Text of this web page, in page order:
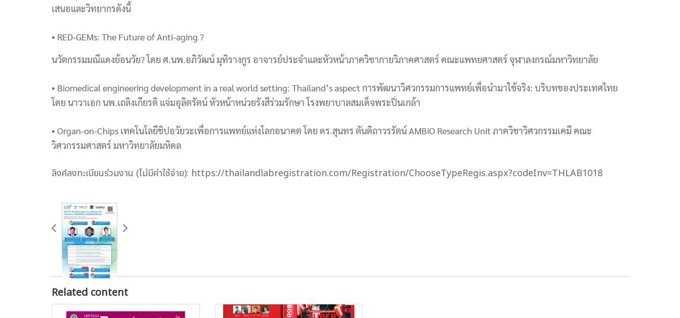
เสนอและวิทยากรดังนี้
• RED-GEMs: The Future of Anti-aging ?
นวัตกรรมมณีแดงย้อนวัย? โดย ศ.นพ.อภิวัฒน์ มุทิรางกูร อาจารย์ประจำและหัวหน้าภาควิชากายวิภาคศาสตร์ คณะแพทยศาสตร์ จุฬาลงกรณ์มหาวิทยาลัย
• Biomedical engineering development in a real world setting: Thailand’s aspect การพัฒนาวิศวกรรมการแพทย์เพื่อนำมาใช้จริง: บริบทของประเทศไทย
โดย นาวาเอก นพ.เถลิงเกียรติ แจ่มอุลิตรัตน์ หัวหน้าหน่วยรังสีร่วมรักษา โรงพยาบาลสมเด็จพระปิ่นเกล้า
• Organ-on-Chips เทคโนโลยีชิปอวัยวะเพื่อการแพทย์แห่งโลกอนาคต โดย ดร.สุนทร ตันติถาวรรัตน์ AMBiO Research Unit ภาควิชาวิศวกรรมเคมี คณะ
วิศวกรรมศาสตร์ มหาวิทยาลัยมหิดล
ลิงค์ลงทะเบียนร่วมงาน (ไม่มีค่าใช้จ่าย): https://thailandlabregistration.com/Registration/ChooseTypeRegis.aspx?codeInv=THLAB1018
Related content